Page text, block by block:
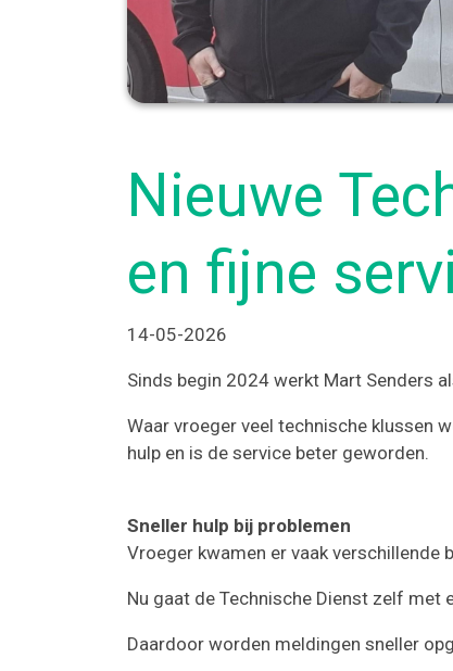
Nieuwe
en fijne
14-05-2026
Sinds begin 2024 werkt Mart Senders
Waar vroeger veel technische klussen
hulp en is de service beter geworden.
Sneller hulp bij problemen
Vroeger kwamen er vaak verschillende
Nu gaat de Technische Dienst zelf met
Daardoor worden meldingen sneller